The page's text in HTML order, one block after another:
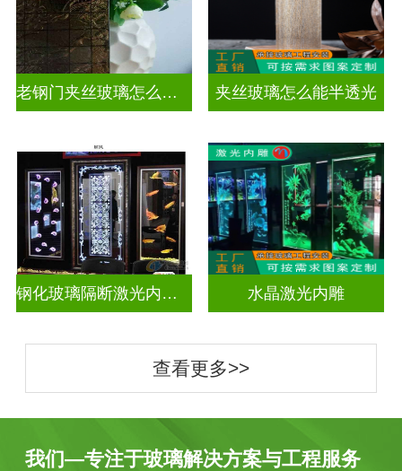
老钢门夹丝玻璃怎么修复 夹丝玻璃怎么能半透光
钢化玻璃隔断激光内雕护栏玻璃 水晶激光内雕
查看更多>>
我们—专注于玻璃解决方案与工程服务